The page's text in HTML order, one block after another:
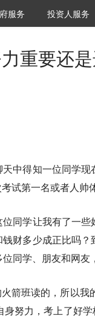
市之窗
服务 VClub投资机构
投资机构职位推
投资人服务
重要还
中得知一位同学
试第一名或者人帅
同学让我有了一
财多少成正比吗
同学、朋友和网友
箭班读的，所以我
身努力，考上了好